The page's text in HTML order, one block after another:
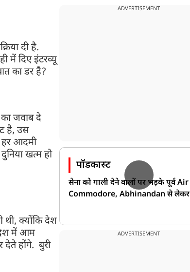
दी है.
में दिए इंटरव्यू
का डर है?
जवाब दे
है, उस
हर आदमी
खत्म हो
थी, क्योंकि देश
देश में आम
देते होंगे. बुरी
ADVERTISEMENT
पॉडकास्ट
सेना को गाली देने वालों पर भड़के पूर्व Air
Commodore, Abhinandan से लेकर
ADVERTISEMENT